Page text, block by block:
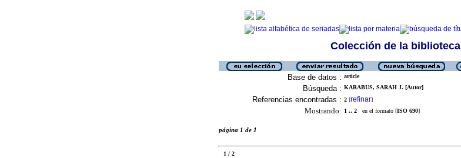
Colección de la biblioteca
Base de datos : article
Búsqueda : KARABUS, SARAH J. [Autor]
Referencias encontradas : 2 [refinar]
Mostrando: 1 .. 2 en el formato [ISO 690]
página 1 de 1
1 / 2